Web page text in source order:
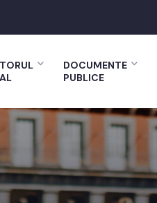
DOCUMENTE
PUBLICE